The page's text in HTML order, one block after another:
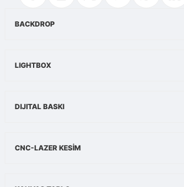
Ürün resmi kalitesiz, bozuk veya görüntülenemiyor.
BACKDROP
LIGHTBOX
DIJITAL BASKI
CNC-LAZER KESİM